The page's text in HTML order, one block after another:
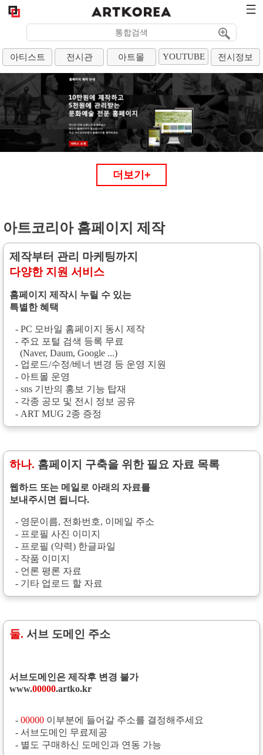
아티스트 전시관 아트몰 YOUTUBE 전시정보
아트코리아 홈페이지 제작
제작부터 관리 마케팅까지
다양한 지원 서비스
홈페이지 제작시 누릴 수 있는
특별한 혜택
- PC 모바일 홈페이지 동시 제작
- 주요 포털 검색 등록 무료
(Naver, Daum, Google ...)
- 업로드/수정/베너 변경 등 운영 지원
- 아트몰 운영
- sns 기반의 홍보 기능 탑재
- 각종 공모 및 전시 정보 공유
- ART MUG 2종 증정
하나. 홈페이지 구축을 위한 필요 자료 목록
웹하드 또는 메일로 아래의 자료를
보내주시면 됩니다.
- 영문이름, 전화번호, 이메일 주소
- 프로필 사진 이미지
- 프로필 (약력) 한글파일
- 작품 이미지
- 언론 평론 자료
- 기타 업로드 할 자료
둘. 서브 도메인 주소
서브도메인은 제작후 변경 불가
www.00000.artko.kr
- 00000 이부분에 들어갈 주소를 결정해주세요
- 서브도메인 무료제공
- 별도 구매하신 도메인과 연동 가능